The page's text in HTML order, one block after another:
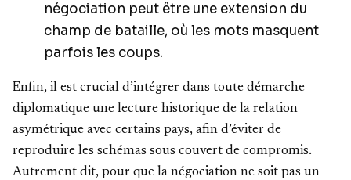
négociation peut être une extension du
champ de bataille, où les mots masquent
parfois les coups.
Enfin, il est crucial d’intégrer dans toute démarche
diplomatique une lecture historique de la relation
asymétrique avec certains pays, afin d’éviter de
reproduire les schémas sous couvert de compromis.
Autrement dit, pour que la négociation ne soit pas un